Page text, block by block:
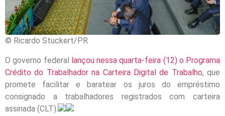
© Ricardo Stuckert/PR
O governo federal lançou nessa quarta-feira (12) o Programa
Crédito do Trabalhador na Carteira Digital de Trabalho, que
promete facilitar e baratear os juros do empréstimo
consignado a trabalhadores registrados com carteira
assinada (CLT).